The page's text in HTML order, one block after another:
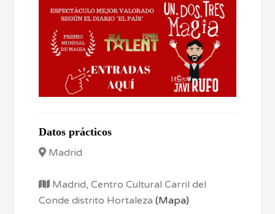
Datos prácticos
Madrid
Madrid, Centro Cultural Carril del
Conde distrito Hortaleza(Mapa)